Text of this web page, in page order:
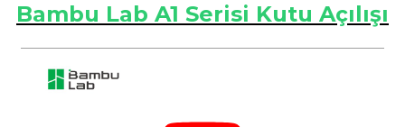
Bambu Lab A1 Serisi Kutu Açılışı